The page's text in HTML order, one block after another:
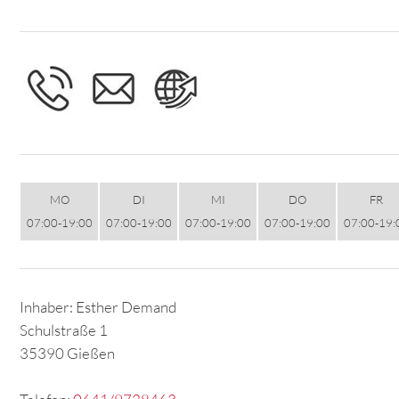
MO
07:00-19:00
DI
07:00-19:00
MI
07:00-19:00
DO
07:00-19:00
FR
07:00-
Inhaber: Esther Demand
Schulstraße 1
35390 Gießen